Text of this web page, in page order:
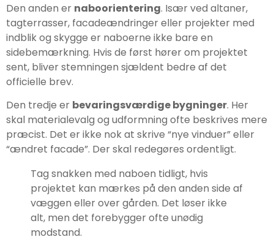
Den anden er naboorientering. Især ved altaner,
tagterrasser, facadeændringer eller projekter med
indblik og skygge er naboerne ikke bare en
sidebemærkning. Hvis de først hører om projektet
sent, bliver stemningen sjældent bedre af det
officielle brev.
Den tredje er bevaringsværdige bygninger. Her
skal materialevalg og udformning ofte beskrives mere
præcist. Det er ikke nok at skrive “nye vinduer” eller
“ændret facade”. Der skal redegøres ordentligt.
Tag snakken med naboen tidligt, hvis
projektet kan mærkes på den anden side af
væggen eller over gården. Det løser ikke
alt, men det forebygger ofte unødig
modstand.